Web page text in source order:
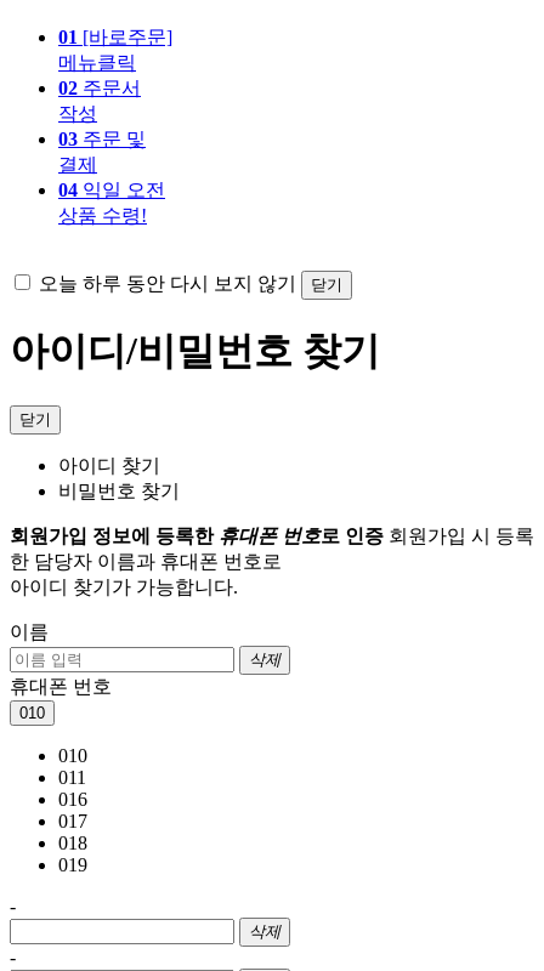
01 [바로주문]
메뉴클릭
02 주문서
작성
03 주문 및
결제
04 익일 오전
상품 수령!
오늘 하루 동안 다시 보지 않기 닫기
아이디/비밀번호 찾기
닫기
아이디 찾기
비밀번호 찾기
회원가입 정보에 등록한 휴대폰 번호로 인증 회원가입 시 등록
한 담당자 이름과 휴대폰 번호로
아이디 찾기가 가능합니다.
이름
삭제
휴대폰 번호
010
010
011
016
017
018
019
-
삭제
-